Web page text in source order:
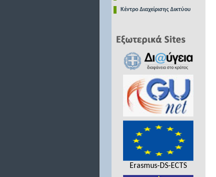
Κέντρο Διαχείρισης Δικτύου
Erasmus-DS-ECTS